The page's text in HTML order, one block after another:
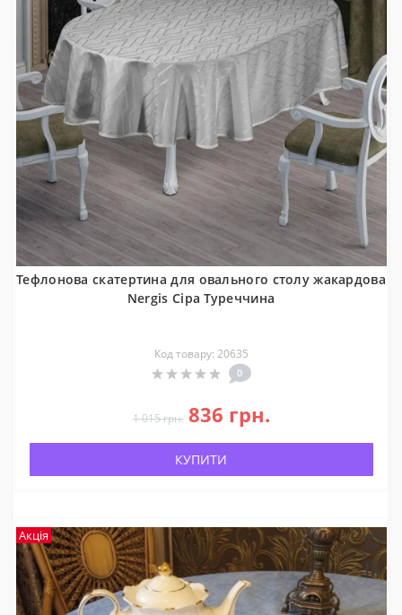
Тефлонова скатертина для овального столу жакардова
Nergis Сіра Туреччина
Код товару: 20635
0
1 015 грн. 836 грн.
КУПИТИ
Акція